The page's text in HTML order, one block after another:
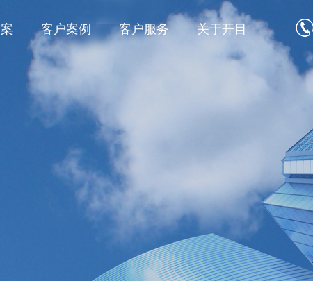
团的数字化研发管理系统 KMPLM CLOUD
企业的产品生命周期管理系统 eCOL PLM
业基于SAAS的研发管理系统 OpenVelo PLM
团的数字化工艺管理系统 KMMPM CLOUD
企业的结构化工艺管理系统 eCOL MPM
新一代研发管理制造
3D工具软件
三维可制造性审查分
三维制造成本分析与
三维装配工艺规划与
三维零件工艺设计与
航天科工/
重型装备
汽车及零
工程机械
家用电器
高科技电子
客户案例
航空发动机 高科技电子
轨道交通 家用电器
客户服务 关于开目